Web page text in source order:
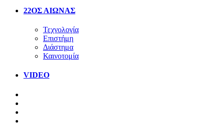
22ΟΣ ΑΙΩΝΑΣ
Τεχνολογία
Επιστήμη
Διάστημα
Καινοτομία
VIDEO